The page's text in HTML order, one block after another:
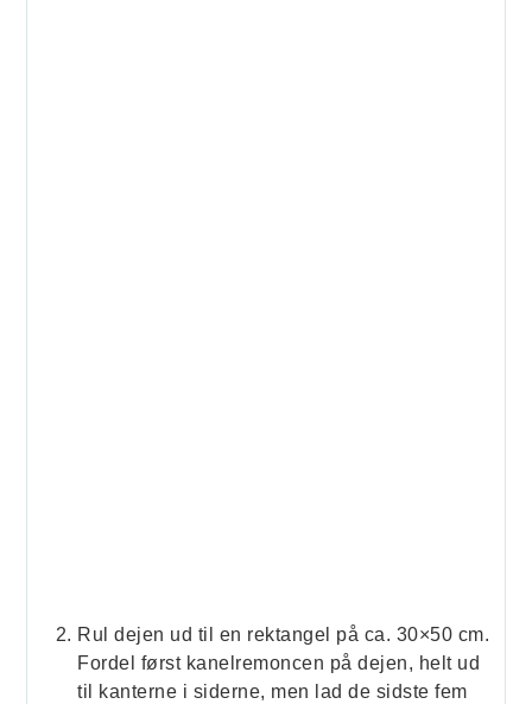
Rul dejen ud til en rektangel på ca. 30×50 cm.
Fordel først kanelremoncen på dejen, helt ud
til kanterne i siderne, men lad de sidste fem